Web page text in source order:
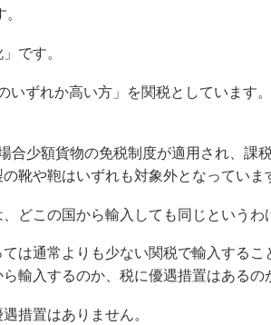
です。
ずれか高い方」を関税としています。
合少額貨物の免税制度が適用され、課
靴や鞄はいずれも対象外となっていま
どこの国から輸入しても同じというわ
は通常よりも少ない関税で輸入するこ
輸入するのか、税に優遇措置はあるの
措置はありません。